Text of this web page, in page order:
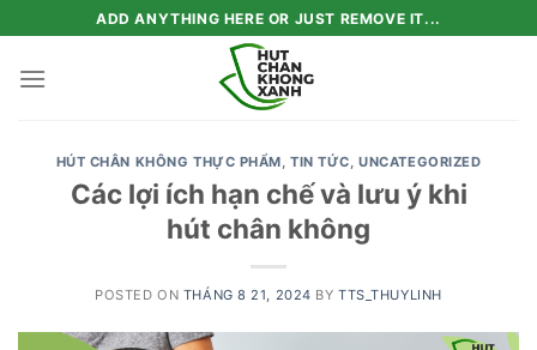
to
content
ADD ANYTHING HERE OR JUST REMOVE IT...
HÚT CHÂN KHÔNG THỰC PHẨM,TIN TỨC,UNCATEGORIZED
Các lợi ích hạn chế và lưu ý khi
hút chân không
POSTED ON THÁNG 8 21, 2024 BYTTS_THUYLINH